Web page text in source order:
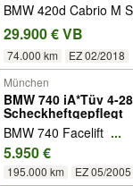
BMW 420d Cabrio M
29.900 € VB
74.000 km EZ 02/2018
München
BMW 740 iA*Tüv 4-
Scheckheftgepflegt
BMW 740 Facelift ...
5.950 €
195.000 km EZ 05/2005